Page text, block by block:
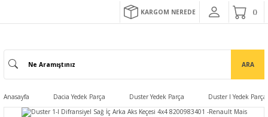
KARGOM NEREDE
ARA
Anasayfa Dacia Yedek Parça Duster Yedek Parça Duster I Yedek Parça